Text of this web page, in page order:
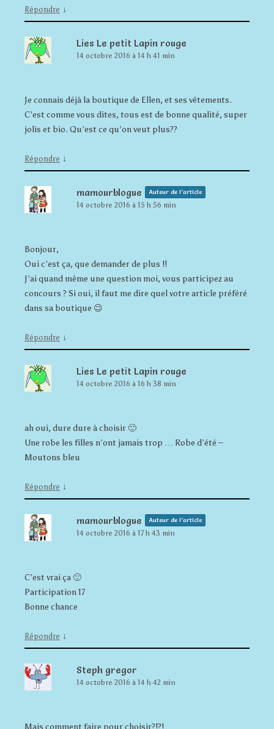
Répondre ↓
Lies Le petit Lapin rouge
14 octobre 2016 à 14 h 41 min
Je connais déjà la boutique de Ellen, et ses vêtements.
C’est comme vous dites, tous est de bonne qualité, super
jolis et bio. Qu’est ce qu’on veut plus??
Répondre ↓
mamourblogue Auteur de l’article
14 octobre 2016 à 15 h 56 min
Bonjour,
Oui c’est ça, que demander de plus !!
J’ai quand même une question moi, vous participez au
concours ? Si oui, il faut me dire quel votre article préféré
dans sa boutique 😉
Répondre ↓
Lies Le petit Lapin rouge
14 octobre 2016 à 16 h 38 min
ah oui, dure dure à choisir 🙂
Une robe les filles n’ont jamais trop … Robe d’été –
Moutons bleu
Répondre ↓
mamourblogue Auteur de l’article
14 octobre 2016 à 17 h 43 min
C’est vrai ça 🙂
Participation 17
Bonne chance
Répondre ↓
Steph gregor
14 octobre 2016 à 14 h 42 min
Mais comment faire pour choisir?!?!